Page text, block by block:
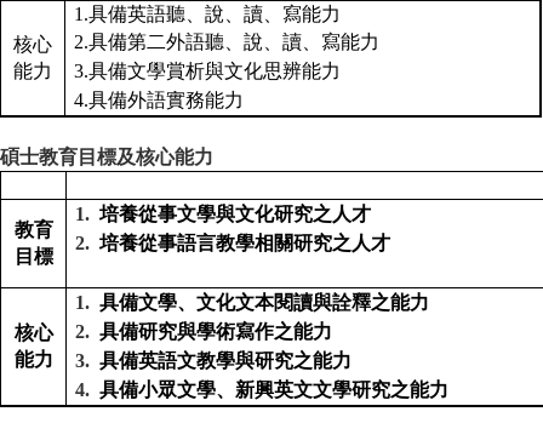
核心
能力
1.具備英語聽、說、讀、寫能力
2.具備第二外語聽、說、讀、寫能力
3.具備文學賞析與文化思辨能力
4.具備外語實務能力
碩士教育目標及核心能力
教育
目標
1. 培養從事文學與文化研究之人才
2. 培養從事語言教學相關研究之人才
核心
能力
1. 具備文學、文化文本閱讀與詮釋之能力
2. 具備研究與學術寫作之能力
3. 具備英語文教學與研究之能力
4. 具備小眾文學、新興英文文學研究之能力